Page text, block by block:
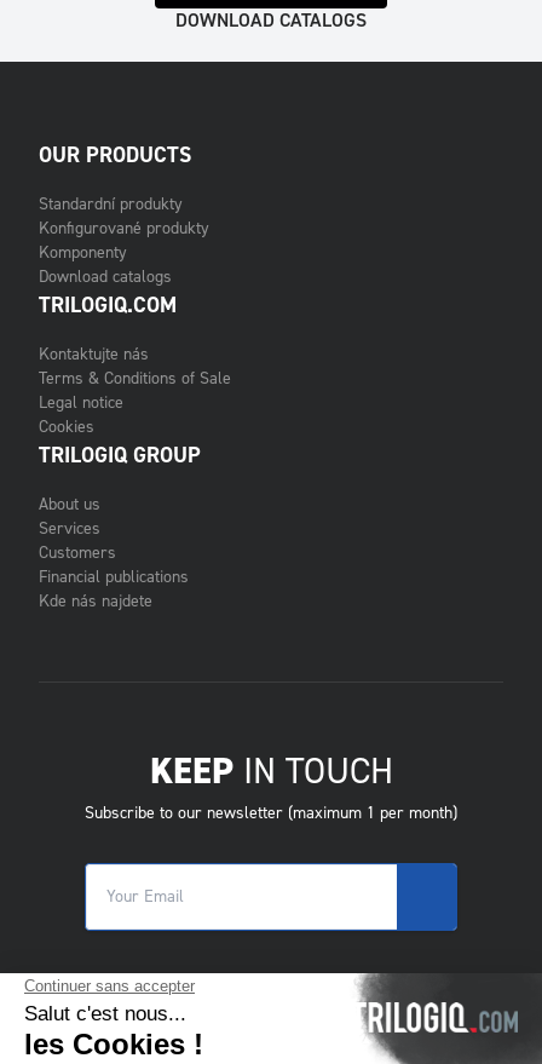
DOWNLOAD CATALOGS
OUR PRODUCTS
Standardní produkty
Konfigurované produkty
Komponenty
Download catalogs
TRILOGIQ.COM
Kontaktujte nás
Terms & Conditions of Sale
Legal notice
Cookies
TRILOGIQ GROUP
About us
Services
Customers
Financial publications
Kde nás najdete
KEEPIN TOUCH
Subscribe to our newsletter (maximum 1 per month)